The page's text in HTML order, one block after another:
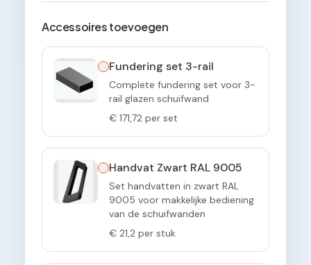
Accessoires toevoegen
Fundering set 3-rail
Complete fundering set voor 3-
rail glazen schuifwand
€ 171,72 per set
Handvat Zwart RAL 9005
Set handvatten in zwart RAL
9005 voor makkelijke bediening
van de schuifwanden
€ 21,2 per stuk